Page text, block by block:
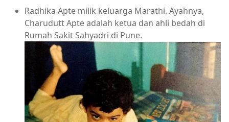
Radhika Apte milik keluarga Marathi. Ayahnya,
Charudutt Apte adalah ketua dan ahli bedah di
Rumah Sakit Sahyadri di Pune.